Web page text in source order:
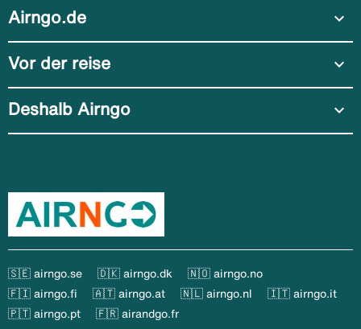
Airngo.de expand_more
Vor der reise expand_more
Deshalb Airngo expand_more
🇸🇪 airngo.se 🇩🇰 airngo.dk
🇳🇴 airngo.no
🇫🇮 airngo.fi
🇦🇹 airngo.at 🇳🇱 airngo.nl
🇮🇹 airngo.it
🇵🇹 airngo.pt
🇫🇷 airandgo.fr